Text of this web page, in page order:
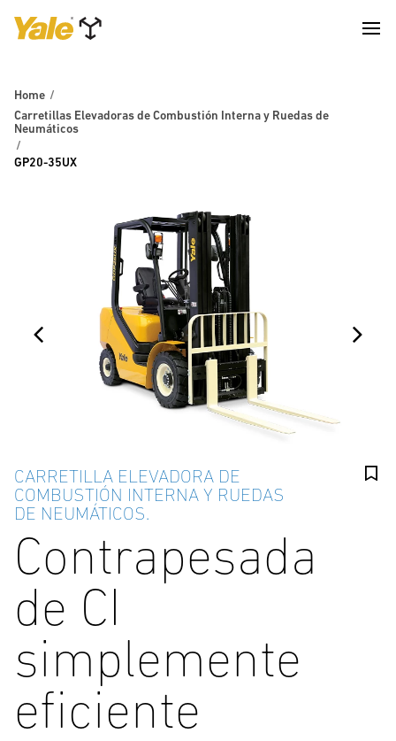
Home
Carretillas Elevadoras de Combustión Interna y Ruedas de
Neumáticos
GP20-35UX
CARRETILLA ELEVADORA DE
COMBUSTIÓN INTERNA Y RUEDAS
DE NEUMÁTICOS.
Contrapesada
de CI
simplemente
eficiente